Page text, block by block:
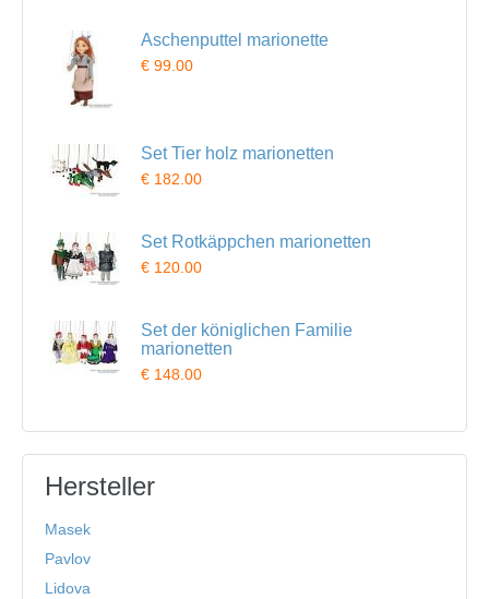
Aschenputtel marionette
€ 99.00
Set Tier holz marionetten
€ 182.00
Set Rotkäppchen marionetten
€ 120.00
Set der königlichen Familie
marionetten
€ 148.00
Hersteller
Masek
Pavlov
Lidova